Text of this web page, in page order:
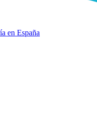
en España